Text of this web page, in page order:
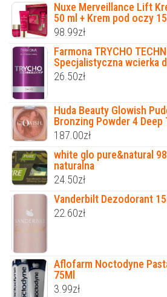
Nuxe Merveillance Lift
50 ml + Krem pod oczy 15
98.99zł
Farmona TRYCHO
Specjalistyczna wcierka
26.50zł
Huda Beauty Glowish
Bronzing Powder 4 Deep
187.00zł
white glo pure&natural
naturalna
24.50zł
Vanderbilt Dezodorant
22.60zł
Aflofarm Noctodyne
75Ml
3.99zł